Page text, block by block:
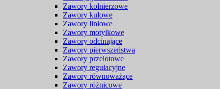
Zawory kołnierzowe
Zawory kulowe
Zawory liniowe
Zawory motylkowe
Zawory odcinające
Zawory pierwszeństwa
Zawory przelotowe
Zawory regulacyjne
Zawory równoważące
Zawory różnicowe